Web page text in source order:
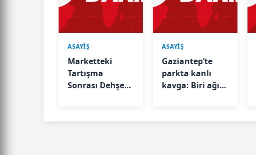
ASAYİŞ
Marketteki
Tartışma
Sonrası Dehşet!
ASAYİŞ
Gaziantep’te
parkta kanlı
kavga: Biri ağır